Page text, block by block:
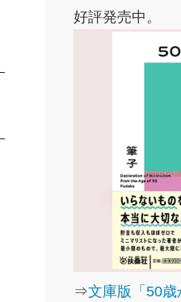
好評発売中。
⇒文庫版「50歳